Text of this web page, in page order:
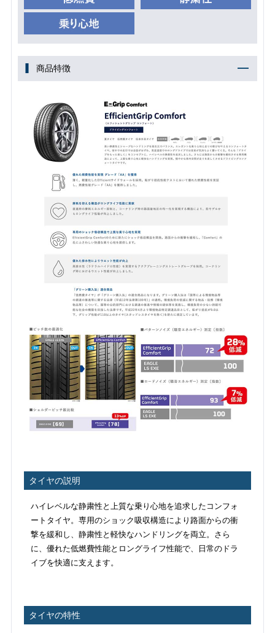
商品特徴
タイヤの説明
ハイレベルな静粛性と上質な乗り心地を追求したコンフォ
ートタイヤ。専用のショック吸収構造により路面からの衝
撃を緩和し、静粛性と軽快なハンドリングを両立。さら
に、優れた低燃費性能とロングライフ性能で、日常のドラ
イブを快適に支えます。
タイヤの特性